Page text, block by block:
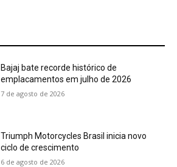
Bajaj bate recorde histórico de
emplacamentos em julho de 2026
7 de agosto de 2026
Triumph Motorcycles Brasil inicia novo
ciclo de crescimento
6 de agosto de 2026